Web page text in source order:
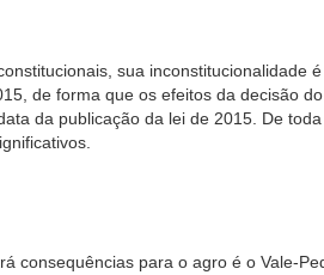
sua inconstitucionalidade
de forma que os efeitos da decisão
da publicação da lei de 2015. De
consequências para o agro é o Vale-